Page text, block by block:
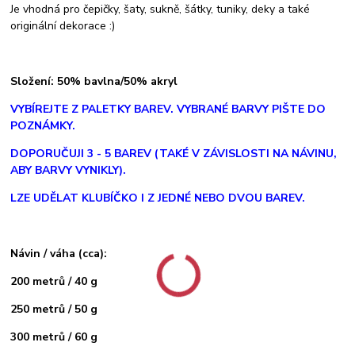
Je vhodná pro čepičky, šaty, sukně, šátky, tuniky, deky a také
originální dekorace :)
Složení: 50% bavlna/50% akryl
VYBÍREJTE Z PALETKY BAREV. VYBRANÉ BARVY PIŠTE DO
POZNÁMKY.
DOPORUČUJI 3 - 5 BAREV (TAKÉ V ZÁVISLOSTI NA NÁVINU,
ABY BARVY VYNIKLY).
LZE UDĚLAT KLUBÍČKO I Z JEDNÉ NEBO DVOU BAREV.
Návin / váha (cca):
200 metrů / 40 g
250 metrů / 50 g
300 metrů / 60 g